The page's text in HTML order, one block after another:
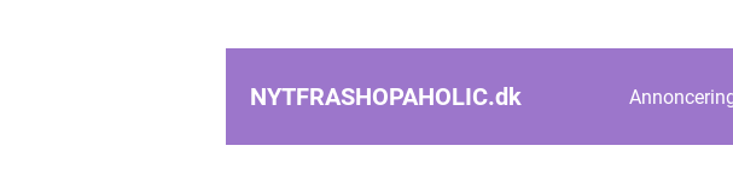
NYTFRASHOPAHOLIC.dk